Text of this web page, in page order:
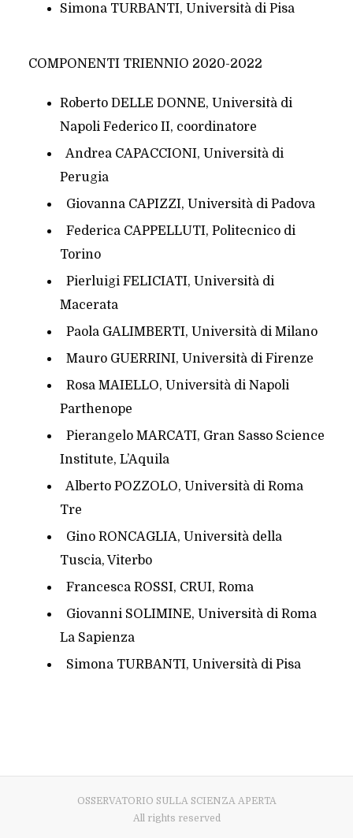
Simona TURBANTI, Università di Pisa
COMPONENTI TRIENNIO 2020-2022
Roberto DELLE DONNE, Università di
Napoli Federico II, coordinatore
Andrea CAPACCIONI, Università di
Perugia
Giovanna CAPIZZI, Università di Padova
Federica CAPPELLUTI, Politecnico di
Torino
Pierluigi FELICIATI, Università di
Macerata
Paola GALIMBERTI, Università di Milano
Mauro GUERRINI, Università di Firenze
Rosa MAIELLO, Università di Napoli
Parthenope
Pierangelo MARCATI, Gran Sasso Science
Institute, L’Aquila
Alberto POZZOLO, Università di Roma
Tre
Gino RONCAGLIA, Università della
Tuscia, Viterbo
Francesca ROSSI, CRUI, Roma
Giovanni SOLIMINE, Università di Roma
La Sapienza
Simona TURBANTI, Università di Pisa
OSSERVATORIO SULLA SCIENZA APERTA
All rights reserved